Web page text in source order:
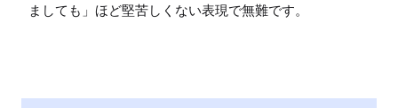
ましても」ほど堅苦しくない表現で無難です。